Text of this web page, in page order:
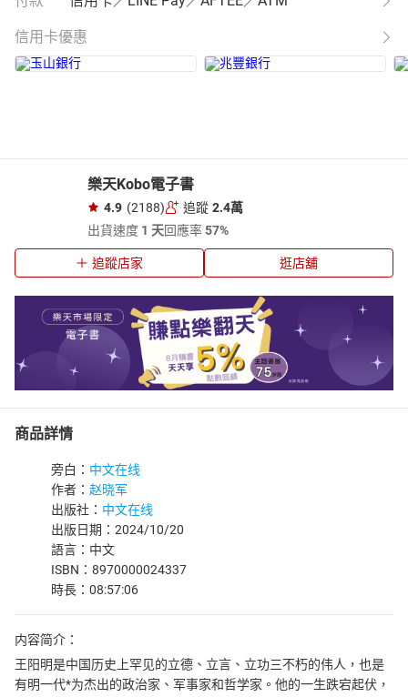
信用卡優惠
樂天Kobo電子書
4.9 (2188) 追蹤 2.4萬
出貨速度 1 天回應率57%
追蹤店家 逛店舖
商品詳情
旁白： 中文在线
作者： 赵晓军
出版社： 中文在线
出版日期：2024/10/20
語言：中文
ISBN：8970000024337
時長：08:57:06
内容简介：
王阳明是中国历史上罕见的立德、立言、立功三不朽的伟人，也是
有明一代*为杰出的政治家、军事家和哲学家。他的一生跌宕起伏，